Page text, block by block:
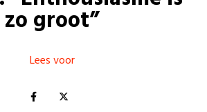
Pensioenen
en jongeren
Doe mee
zo groot”
Lees voor